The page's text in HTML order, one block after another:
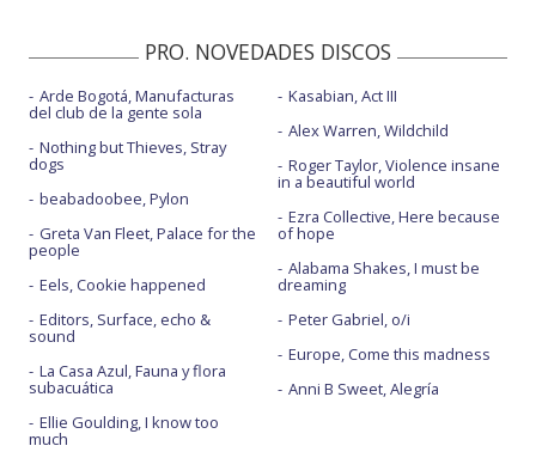
PRO. NOVEDADES DISCOS
Arde Bogotá, Manufacturas
del club de la gente sola
Nothing but Thieves, Stray
dogs
beabadoobee, Pylon
Greta Van Fleet, Palace for the
people
Eels, Cookie happened
Editors, Surface, echo &
sound
La Casa Azul, Fauna y flora
subacuática
Ellie Goulding, I know too
much
Kasabian, Act III
Alex Warren, Wildchild
Roger Taylor, Violence insane
in a beautiful world
Ezra Collective, Here because
of hope
Alabama Shakes, I must be
dreaming
Peter Gabriel, o/i
Europe, Come this madness
Anni B Sweet, Alegría